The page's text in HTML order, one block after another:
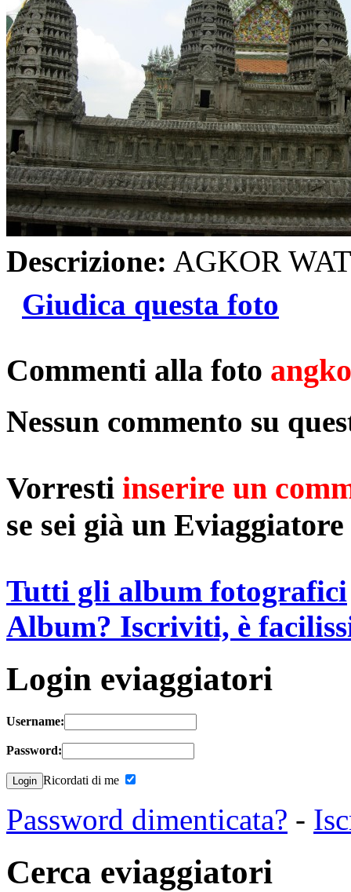
Descrizione: AGKOR
Giudica questa foto
Commenti alla foto
Nessun commento su
Vorresti inserire un
se sei già un Eviaggiatore
Tutti gli album fotografici
Album? Iscriviti, è
Login eviaggiatori
Username:
Password:
Ricordati di me
Password dimenticata? -
Cerca eviaggiatori